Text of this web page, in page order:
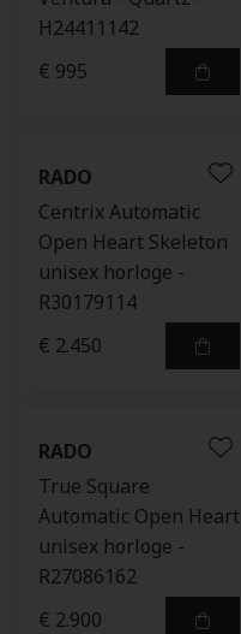
H24411142
€ 995
RADO
Centrix Automatic
Open Heart Skeleton
unisex horloge -
R30179114
€ 2.450
RADO
True Square
Automatic Open Heart
unisex horloge -
R27086162
€ 2.900